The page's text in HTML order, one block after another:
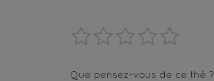
star
stars
Que pensez-vous de ce thé ?